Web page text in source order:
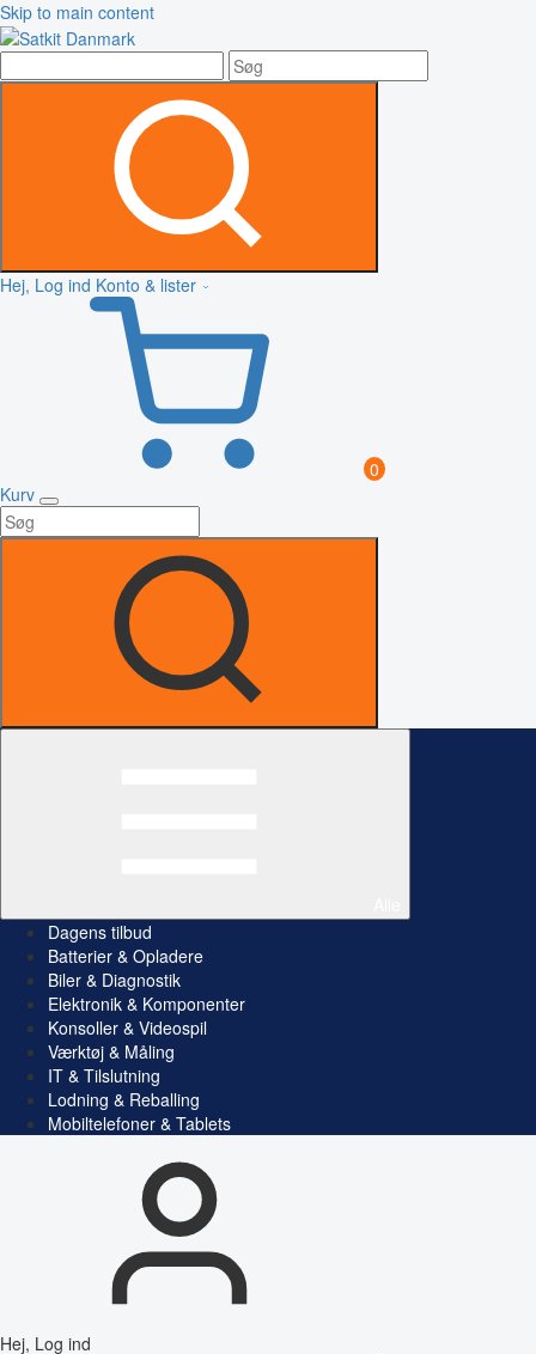
Skip to main content
Hej, Log ind Konto & lister
0
Kurv
Dagens tilbud
Batterier & Opladere
Biler & Diagnostik
Elektronik & Komponenter
Konsoller & Videospil
Værktøj & Måling
IT & Tilslutning
Lodning & Reballing
Mobiltelefoner & Tablets
Hej, Log ind